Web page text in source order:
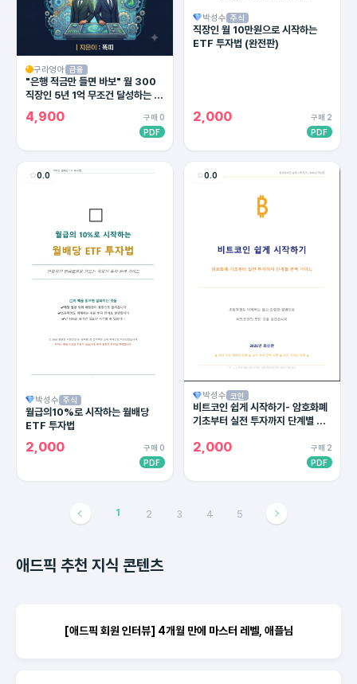
구라엉아 금융
"은행 적금만 들면 바보" 월 300
직장인 5년 1억 무조건 달성하는 4
대 통장 세팅법 (2026 최신판)
4,900
구매 0
PDF
박성수 주식
직장인 월 10만원으로 시작하는
ETF 투자법 (완전판)
2,000
구매 2
PDF
0.0
박성수 주식
월급의10%로 시작하는 월배당
ETF 투자법
2,000
구매 0
PDF
0.0
박성수 코인
비트코인 쉽게 시작하기- 암호화폐
기초부터 실전 투자까지 단계별 완
2,000
구매 2
PDF
1 2 3 4 5
애드픽 추천 지식 콘텐츠
[애드픽 회원 인터뷰] 4개월 만에 마스터 레벨, 애플님